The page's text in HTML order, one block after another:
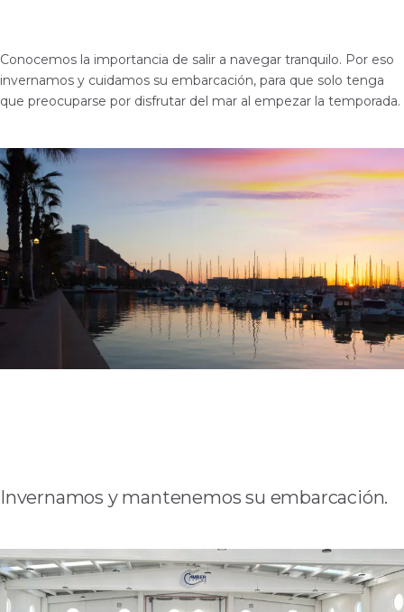
Conocemos la importancia de salir a navegar tranquilo. Por eso
invernamos y cuidamos su embarcación, para que solo tenga
que preocuparse por disfrutar del mar al empezar la temporada.
Invernamos y mantenemos su embarcación.